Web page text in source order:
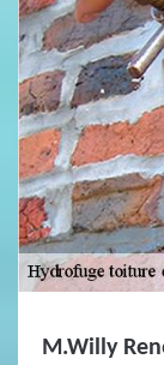
M.Willy